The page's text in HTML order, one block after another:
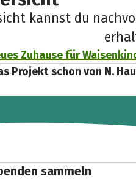
kannst du
Zuhause für
Projekt schon von N.
sammeln